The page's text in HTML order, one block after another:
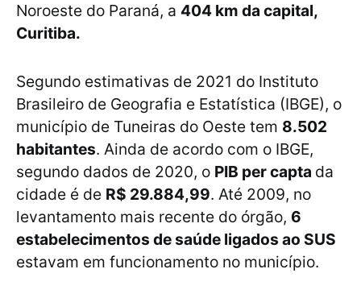
Noroeste do Paraná, a 404 km da capital,
Curitiba.
Segundo estimativas de 2021 do Instituto
Brasileiro de Geografia e Estatística (IBGE), o
município de Tuneiras do Oeste tem 8.502
habitantes. Ainda de acordo com o IBGE,
segundo dados de 2020, o PIB per capta da
cidade é de R$ 29.884,99. Até 2009, no
levantamento mais recente do órgão, 6
estabelecimentos de saúde ligados ao SUS
estavam em funcionamento no município.